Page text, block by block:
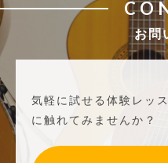
お問
気軽に試せる体験レッ
に触れてみませんか？